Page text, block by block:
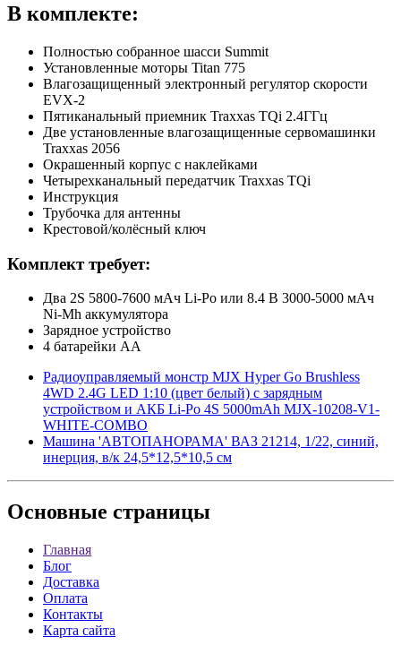
В комплекте:
Полностью собранное шасси Summit
Установленные моторы Titan 775
Влагозащищенный электронный регулятор скорости
EVX-2
Пятиканальный приемник Traxxas TQi 2.4ГГц
Две установленные влагозащищенные сервомашинки
Traxxas 2056
Окрашенный корпус с наклейками
Четырехканальный передатчик Traxxas TQi
Инструкция
Трубочка для антенны
Крестовой/колёсный ключ
Комплект требует:
Два 2S 5800-7600 мАч Li-Po или 8.4 В 3000-5000 мАч
Ni-Mh аккумулятора
Зарядное устройство
4 батарейки АА
Радиоуправляемый монстр MJX Hyper Go Brushless
4WD 2.4G LED 1:10 (цвет белый) c зарядным
устройством и АКБ Li-Po 4S 5000mAh MJX-10208-V1-
WHITE-COMBO
Машина 'АВТОПАНОРАМА' ВАЗ 21214, 1/22, синий,
инерция, в/к 24,5*12,5*10,5 см
Основные страницы
Главная
Блог
Доставка
Оплата
Контакты
Карта сайта